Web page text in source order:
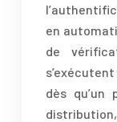
en
de
dès